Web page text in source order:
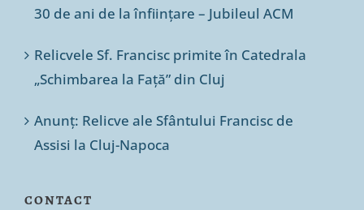
30 de ani de la înființare – Jubileul ACM
Relicvele Sf. Francisc primite în Catedrala
„Schimbarea la Față” din Cluj
Anunț: Relicve ale Sfântului Francisc de
Assisi la Cluj-Napoca
CONTACT